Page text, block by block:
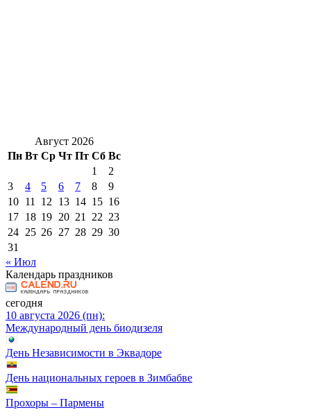
Август 2026
Пн Вт Ср Чт Пт Сб Вс
1
2
3
4 5 6 7 8
9
10 11 12 13 14 15 16
17 18 19 20 21 22 23
24 25 26 27 28 29 30
31
« Июл
Календарь праздников
сегодня
10 августа 2026 (пн):
Международный день биодизеля
День Независимости в Эквадоре
День национальных героев в Зимбабве
Прохоры – Пармены